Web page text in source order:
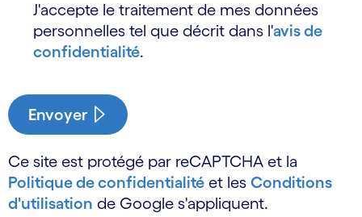
J'accepte le traitement de mes données
personnelles tel que décrit dans l'avis de
confidentialité.
Envoyer
Ce site est protégé par reCAPTCHA et la
Politique de confidentialité et les Conditions
d'utilisation de Google s'appliquent.